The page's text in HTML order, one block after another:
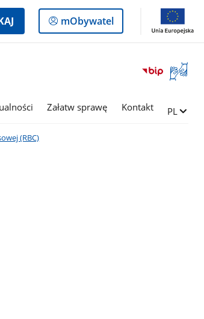
Logowanie
do
mObywatel
Otwórz
okno
języka
Załatw sprawę Kontakt Zmień
PL
(RBC)